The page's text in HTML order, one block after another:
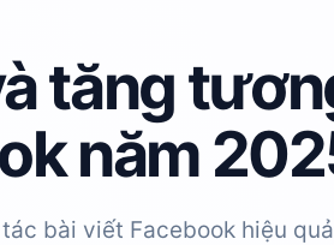
tăng
năm
bài viết Facebook hiệu